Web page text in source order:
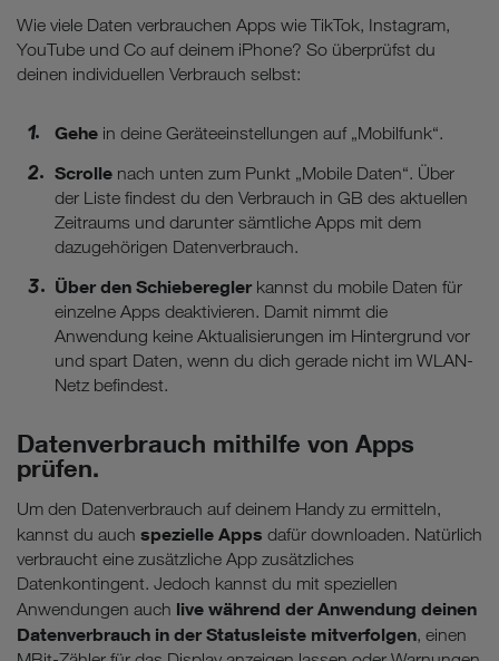
Wie viele Daten verbrauchen Apps wie TikTok, Instagram,
YouTube und Co auf deinem iPhone? So überprüfst du
deinen individuellen Verbrauch selbst:
Gehe in deine Geräteeinstellungen auf „Mobilfunk“.
Scrolle nach unten zum Punkt „Mobile Daten“. Über
der Liste findest du den Verbrauch in GB des aktuellen
Zeitraums und darunter sämtliche Apps mit dem
dazugehörigen Datenverbrauch.
Über den Schieberegler kannst du mobile Daten für
einzelne Apps deaktivieren. Damit nimmt die
Anwendung keine Aktualisierungen im Hintergrund vor
und spart Daten, wenn du dich gerade nicht im WLAN-
Netz befindest.
Datenverbrauch mithilfe von Apps
prüfen.
Um den Datenverbrauch auf deinem Handy zu ermitteln,
kannst du auch spezielle Apps dafür downloaden. Natürlich
verbraucht eine zusätzliche App zusätzliches
Datenkontingent. Jedoch kannst du mit speziellen
Anwendungen auch live während der Anwendung deinen
Datenverbrauch in der Statusleiste mitverfolgen, einen